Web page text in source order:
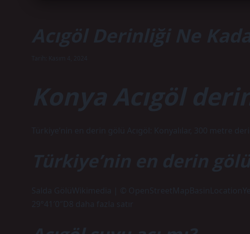
Acıgöl Derinliği Ne
Konya Acıgöl
Türkiye’nin en derin gölü Acıgöl: Konyalılar, 300 metre
Türkiye’nin en derin
Salda GölüWikimedia | ©
29°41′0″D8 daha fazla satır